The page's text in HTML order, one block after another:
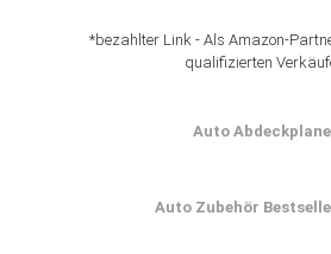
*bezahlter Link - Als Amazon-
qualifizierten
Auto
Auto Zubehör